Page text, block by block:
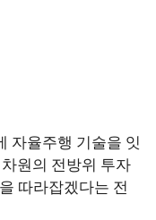
자율주행 기술을 잇
원의 전방위 투자
따라잡겠다는 전